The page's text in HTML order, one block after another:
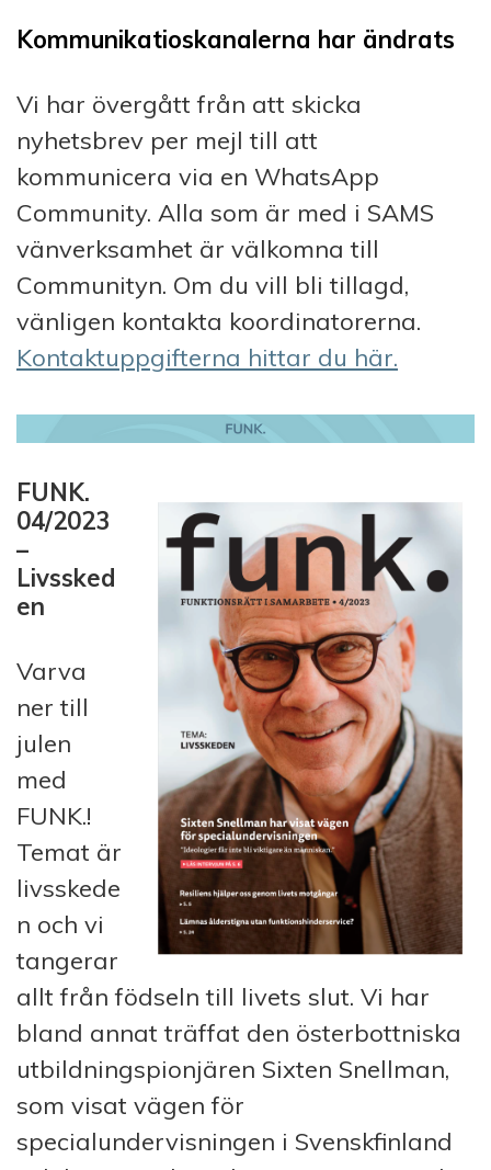
Kommunikatioskanalerna har ändrats
Vi har övergått från att skicka
nyhetsbrev per mejl till att
kommunicera via en WhatsApp
Community. Alla som är med i SAMS
vänverksamhet är välkomna till
Communityn. Om du vill bli tillagd,
vänligen kontakta koordinatorerna.
Kontaktuppgifterna hittar du här.
FUNK.
04/2023
–
Livssked
en
Varva
ner till
julen
med
FUNK.!
Temat är
livsskede
n och vi
tangerar
allt från födseln till livets slut. Vi har
bland annat träffat den österbottniska
utbildningspionjären Sixten Snellman,
som visat vägen för
specialundervisningen i Svenskfinland